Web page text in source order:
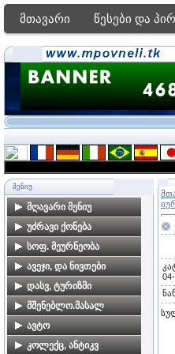
მთავარი წესები და
ᲛᲔᲜᲘᲣ
მღავარი მენიუ
მთავარი გვერდი
ფორუმი
ძებნა საიტზე
უძრავი ქონება
ბინები თბილისში
კარკასები, ახალი
მშენებლობები
კერძო სახლები
თბილისში
მიწის ნაკვეთები
თბილისში
სოფ. მეურნეობა
ალკოჰოლური სასმელები
მზა პროდუქტები
მებაღეობა
მეცხოველეობა
მეფუტკრეობა
ავეჯი, და ნივთები
ავეჯი
დამზადება-რესტავრაცია
საოჯახო ნივთებია
დასვ, ტურიზმი
ბინების გაქირავება
საზღვაო კურორტებზე
ბინების გაქირავება სამთო
კურორტებზე
მშენებლო.მასალ
მშენებლობა,
მომსახურეობა
ავტო
ავტომობილები
კოლექც, ანტიკვ